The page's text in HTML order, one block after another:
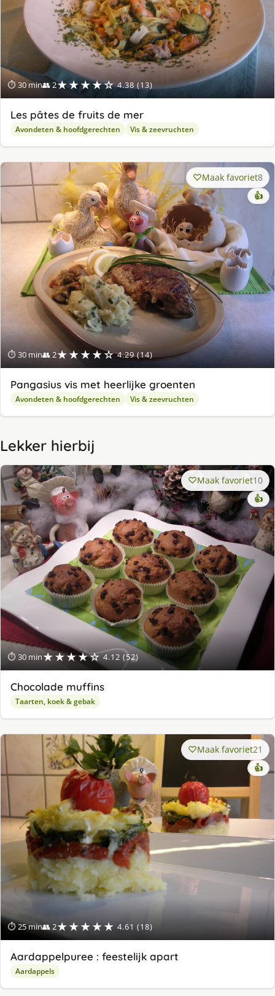
⏱ 30 min👥 2★★★★☆ 4.38 (13)
Les pâtes de fruits de mer
Avondeten & hoofdgerechten Vis & zeevruchten
⏱ 30 min👥 2★★★★☆ 4.29 (14)
Maak favoriet8
👍
Pangasius vis met heerlijke groenten
Avondeten & hoofdgerechten Vis & zeevruchten
Lekker hierbij
⏱ 30 min★★★★☆ 4.12 (52)
Maak favoriet10
👍
Chocolade muffins
Taarten, koek & gebak
⏱ 25 min👥 2★★★★★ 4.61 (18)
Maak favoriet21
👍
Aardappelpuree : feestelijk apart
Aardappels